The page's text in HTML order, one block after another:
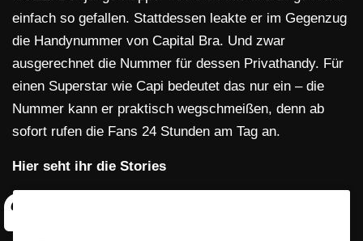
einfach so gefallen. Stattdessen leakte er im Gegenzug
die Handynummer von Capital Bra. Und zwar
ausgerechnet die Nummer für dessen Privathandy. Für
einen Superstar wie Capi bedeutet das nur ein – die
Nummer kann er praktisch wegschmeißen, denn ab
sofort rufen die Fans 24 Stunden am Tag an.
Hier seht ihr die Stories